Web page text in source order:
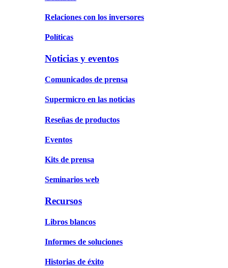
Relaciones con los inversores
Políticas
Noticias y eventos
Comunicados de prensa
Supermicro en las noticias
Reseñas de productos
Eventos
Kits de prensa
Seminarios web
Recursos
Libros blancos
Informes de soluciones
Historias de éxito